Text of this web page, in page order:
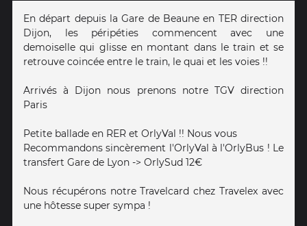
En départ depuis la Gare de Beaune en TER direction
Dijon, les péripéties commencent avec une
demoiselle qui glisse en montant dans le train et se
retrouve coincée entre le train, le quai et les voies !!
Arrivés à Dijon nous prenons notre TGV direction
Paris
Petite ballade en RER et OrlyVal !! Nous vous
Recommandons sincèrement l'OrlyVal à l'OrlyBus ! Le
transfert Gare de Lyon -> OrlySud 12€
Nous récupérons notre Travelcard chez Travelex avec
une hôtesse super sympa !